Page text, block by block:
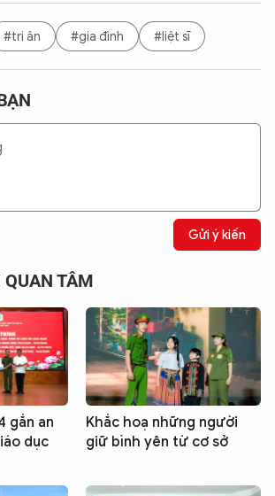
#tri ân #gia đình #liệt sĩ
Gửi ý kiến
QUAN TÂM
gắn an
dục
Khắc hoạ những người
giữ bình yên từ cơ sở